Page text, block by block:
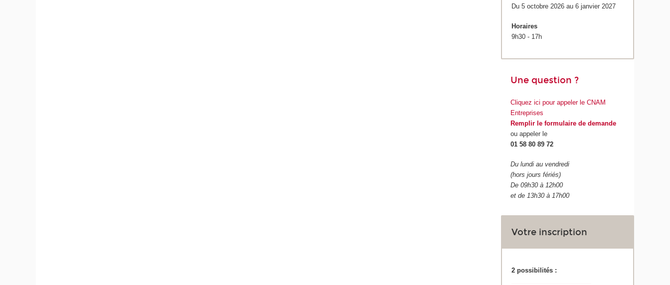
Du 5 octobre 2026 au 6 janvier 2027
Horaires
9h30 - 17h
Une question ?
Cliquez ici pour appeler le CNAM
Entreprises
Remplir le formulaire de demande
ou appeler le
01 58 80 89 72
Du lundi au vendredi
(hors jours fériés)
De 09h30 à 12h00
et de 13h30 à 17h00
Votre inscription
2 possibilités :